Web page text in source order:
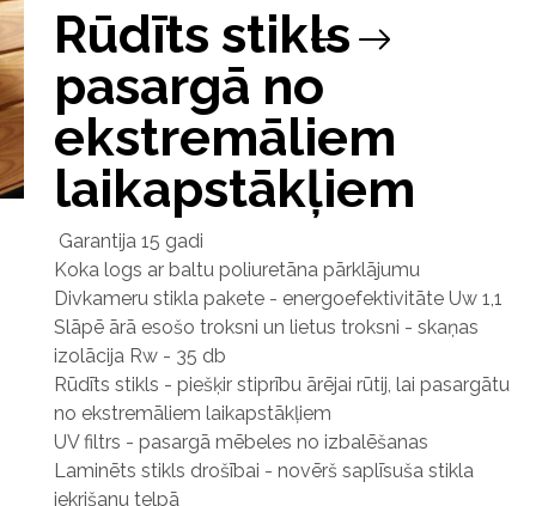
Rūdīts stikls
pasargā no
ekstremāliem
laikapstākļiem
Garantija 15 gadi
Koka logs ar baltu poliuretāna pārklājumu
Divkameru stikla pakete - energoefektivitāte Uw 1,1
Slāpē ārā esošo troksni un lietus troksni - skaņas
izolācija Rw - 35 db
Rūdīts stikls - piešķir stiprību ārējai rūtij, lai pasargātu
no ekstremāliem laikapstākļiem
UV filtrs - pasargā mēbeles no izbalēšanas
Laminēts stikls drošībai - novērš saplīsuša stikla
iekrišanu telpā